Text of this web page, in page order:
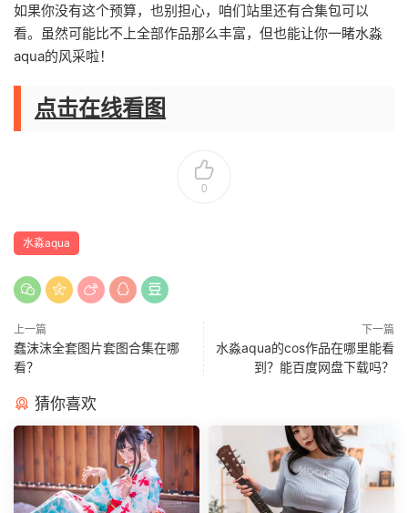
如果你没有这个预算，也别担心，咱们站里还有合集包可以
看。虽然可能比不上全部作品那么丰富，但也能让你一睹水淼
aqua的风采啦！
点击在线看图
0
水淼aqua
上一篇
蠢沫沫全套图片套图合集在哪
看？
下一篇
水淼aqua的cos作品在哪里能看
到？能百度网盘下载吗？
猜你喜欢